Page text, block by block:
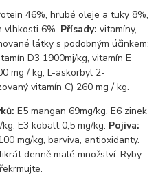
46%, hrubé oleje a tuky 8%,
vlhkosti 6%. Přísady: vitamíny,
látky s podobným účinkem:
D3 1900mj/kg, vitamín E
mg / kg, L-askorbyl 2-
vitamín C) 260 mg / kg.
E5 mangan 69mg/kg, E6 zinek
E3 kobalt 0,5 mg/kg. Pojiva:
mg/kg, barviva, antioxidanty.
denně malé množství. Ryby